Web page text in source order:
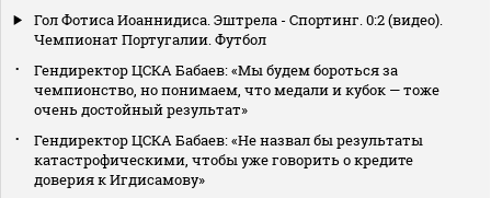
Гол Фотиса Иоаннидиса. Эштрела - Спортинг. 0:2 (видео).
Чемпионат Португалии. Футбол
Гендиректор ЦСКА Бабаев: «Мы будем бороться за
чемпионство, но понимаем, что медали и кубок — тоже
очень достойный результат»
Гендиректор ЦСКА Бабаев: «Не назвал бы результаты
катастрофическими, чтобы уже говорить о кредите
доверия к Игдисамову»